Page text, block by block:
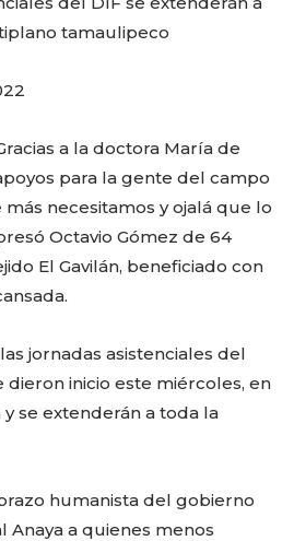
tamaulipeco
a la doctora María de
para la gente del campo
necesitamos y ojalá que lo
Octavio Gómez de 64
El Gavilán, beneficiado con
jornadas asistenciales del
dieron inicio este miércoles, en
se extenderán a toda la
humanista del gobierno
Anaya a quienes menos